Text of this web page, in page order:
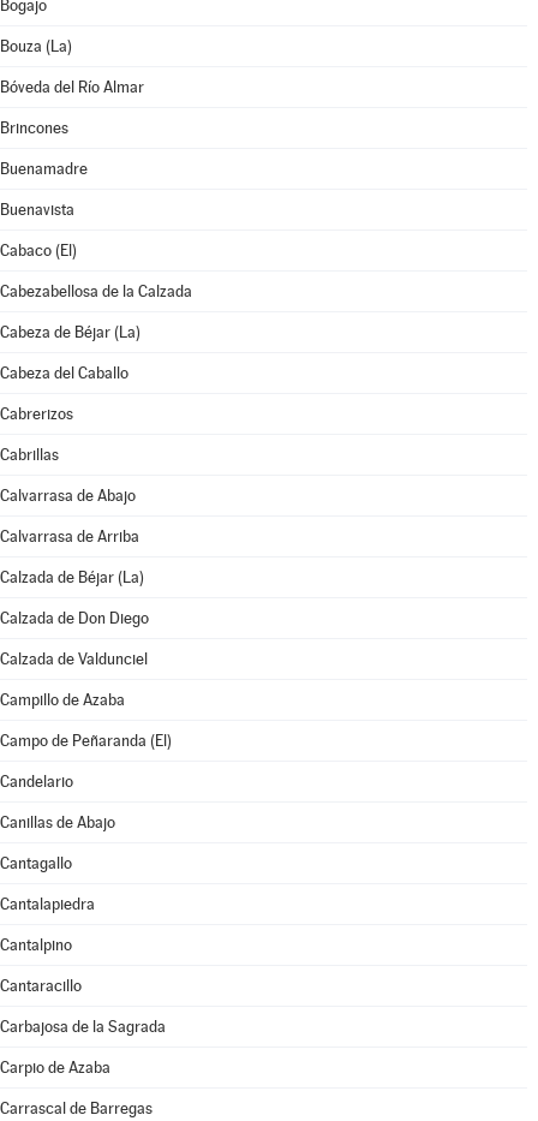
Bogajo
Bouza (La)
Bóveda del Río Almar
Brincones
Buenamadre
Buenavista
Cabaco (El)
Cabezabellosa de la Calzada
Cabeza de Béjar (La)
Cabeza del Caballo
Cabrerizos
Cabrillas
Calvarrasa de Abajo
Calvarrasa de Arriba
Calzada de Béjar (La)
Calzada de Don Diego
Calzada de Valdunciel
Campillo de Azaba
Campo de Peñaranda (El)
Candelario
Canillas de Abajo
Cantagallo
Cantalapiedra
Cantalpino
Cantaracillo
Carbajosa de la Sagrada
Carpio de Azaba
Carrascal de Barregas